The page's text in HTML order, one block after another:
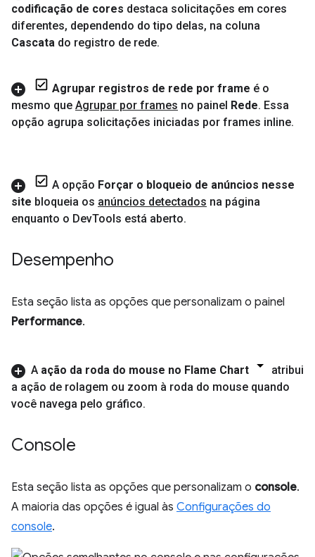
codificação de cores destaca solicitações em cores
diferentes, dependendo do tipo delas, na coluna
Cascata do registro de rede.
Agrupar registros de rede por frame é o
mesmo que Agrupar por frames no painel Rede. Essa
opção agrupa solicitações iniciadas por frames inline.
A opção Forçar o bloqueio de anúncios nesse
site bloqueia os anúncios detectados na página
enquanto o DevTools está aberto.
Desempenho
Esta seção lista as opções que personalizam o painel
Performance.
A ação da roda do mouse no Flame Chart
atribui
a ação de rolagem ou zoom à roda do mouse quando
você navega pelo gráfico.
Console
Esta seção lista as opções que personalizam o console.
A maioria das opções é igual às Configurações do
console.